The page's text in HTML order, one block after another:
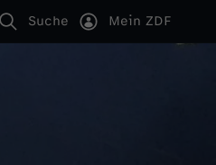
Suche Mein ZDF